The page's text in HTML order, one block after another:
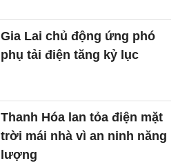
Gia Lai chủ động ứng phó
phụ tải điện tăng kỷ lục
Thanh Hóa lan tỏa điện mặt
trời mái nhà vì an ninh năng
lượng